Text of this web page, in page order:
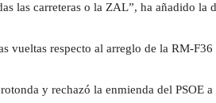
las carreteras o la ZAL”, ha añadido la
vueltas respecto al arreglo de la RM-F36
y rechazó la enmienda del PSOE